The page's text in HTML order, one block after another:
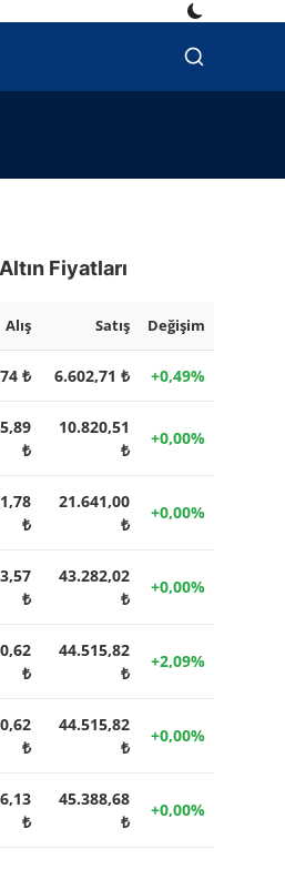
Fiyatları
Alış Satış Değişim
₺ 6.602,71 ₺ +0,49%
₺
10.820,51
₺
+0,00%
₺
21.641,00
₺
+0,00%
₺
43.282,02
₺
+0,00%
₺
44.515,82
₺
+2,09%
₺
44.515,82
₺
+0,00%
₺
45.388,68
₺
+0,00%